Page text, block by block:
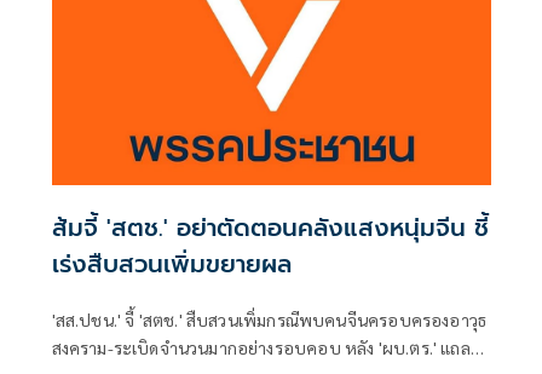
ส้มจี้ 'สตช.' อย่าตัดตอนคลังแสงหนุ่มจีน ชี้
เร่งสืบสวนเพิ่มขยายผล
'สส.ปชน.' จี้ 'สตช.' สืบสวนเพิ่มกรณีพบคนจีนครอบครองอาวุธ
สงคราม-ระเบิดจำนวนมากอย่างรอบคอบ หลัง 'ผบ.ตร.' แถลง